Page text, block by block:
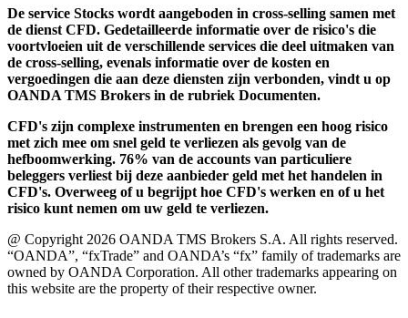
De service Stocks wordt aangeboden in cross-selling samen met
de dienst CFD. Gedetailleerde informatie over de risico's die
voortvloeien uit de verschillende services die deel uitmaken van
de cross-selling, evenals informatie over de kosten en
vergoedingen die aan deze diensten zijn verbonden, vindt u op
OANDA TMS Brokers in de rubriek Documenten.
CFD's zijn complexe instrumenten en brengen een hoog risico
met zich mee om snel geld te verliezen als gevolg van de
hefboomwerking. 76% van de accounts van particuliere
beleggers verliest bij deze aanbieder geld met het handelen in
CFD's. Overweeg of u begrijpt hoe CFD's werken en of u het
risico kunt nemen om uw geld te verliezen.
@ Copyright 2026 OANDA TMS Brokers S.A. All rights reserved.
“OANDA”, “fxTrade” and OANDA’s “fx” family of trademarks are
owned by OANDA Corporation. All other trademarks appearing on
this website are the property of their respective owner.